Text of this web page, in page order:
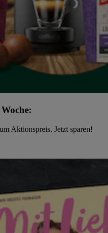
Aktionspreis. Jetzt sparen!